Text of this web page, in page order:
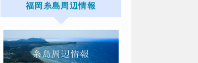
福岡糸島周辺情報